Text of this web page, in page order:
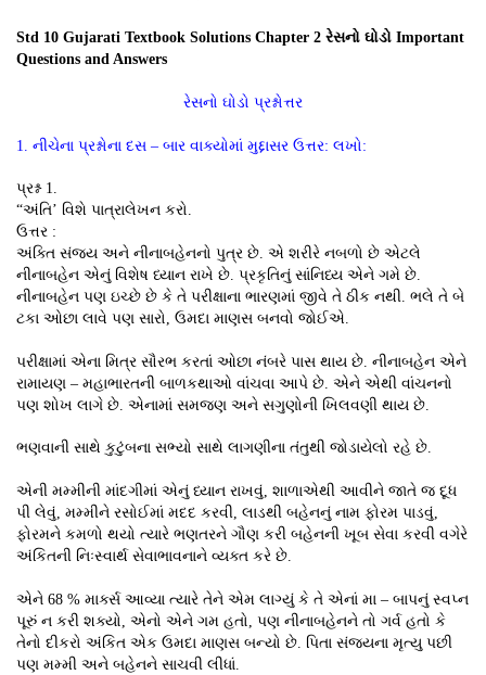
Std 10 Gujarati Textbook Solutions Chapter 2 રેસનો ઘોડો Important
Questions and Answers
રેસનો ઘોડો પ્રશ્નોત્તર
1. નીચેના પ્રશ્નોના દસ – બાર વાક્યોમાં મુદ્દાસર ઉત્તર: લખો:
પ્રશ્ન 1.
“અંતિ’ વિશે પાત્રાલેખન કરો.
ઉત્તર :
અંક્તિ સંજય અને નીનાબહેનનો પુત્ર છે. એ શરીરે નબળો છે એટલે
નીનાબહેન એનું વિશેષ ધ્યાન રાખે છે. પ્રકૃતિનું સાંનિધ્ય એને ગમે છે.
નીનાબહેન પણ ઇચ્છે છે કે તે પરીક્ષાના ભારણમાં જીવે તે ઠીક નથી. ભલે તે બે
ટકા ઓછા લાવે પણ સારો, ઉમદા માણસ બનવો જોઈએ.
પરીક્ષામાં એના મિત્ર સૌરભ કરતાં ઓછા નંબરે પાસ થાય છે. નીનાબહેન એને
રામાયણ – મહાભારતની બાળકથાઓ વાંચવા આપે છે. એને એથી વાંચનનો
પણ શોખ લાગે છે. એનામાં સમજણ અને સગુણોની ખિલવણી થાય છે.
ભણવાની સાથે કુટુંબના સભ્યો સાથે લાગણીના તંતુથી જોડાયેલો રહે છે.
એની મમ્મીની માંદગીમાં એનું ધ્યાન રાખવું, શાળાએથી આવીને જાતે જ દૂધ
પી લેવું, મમ્મીને રસોઈમાં મદદ કરવી, લાડથી બહેનનું નામ ફોરમ પાડવું,
ફોરમને કમળો થયો ત્યારે ભણતરને ગૌણ કરી બહેનની ખૂબ સેવા કરવી વગેરે
અંકિતની નિઃસ્વાર્થ સેવાભાવનાને વ્યક્ત કરે છે.
એને 68 % માર્ક્સ આવ્યા ત્યારે તેને એમ લાગ્યું કે તે એનાં મા – બાપનું સ્વપ્ન
પૂરું ન કરી શક્યો, એનો એને ગમ હતો, પણ નીનાબહેનને તો ગર્વ હતો કે
તેનો દીકરો અંકિત એક ઉમદા માણસ બન્યો છે. પિતા સંજયના મૃત્યુ પછી
પણ મમ્મી અને બહેનને સાચવી લીધાં.